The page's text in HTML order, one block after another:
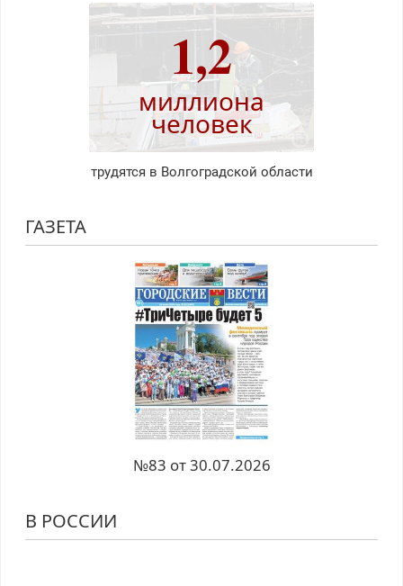
1,2
миллиона
человек
трудятся в Волгоградской области
ГАЗЕТА
№83 от 30.07.2026
В РОССИИ